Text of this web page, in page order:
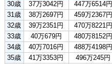
30歳
37万3042円 447万6514円
31歳
38万2697円 459万2367円
32歳
39万2351円 470万8221円
33歳
40万679円 480万8152円
34歳
40万7016円 488万4198円
35歳
41万3353円 496万245円